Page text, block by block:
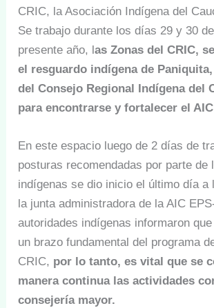
CRIC, la Asociación Indígena del
Se trabajo durante los días 29 y 30
presente año, las Zonas del CRIC,
el resguardo indígena de
del Consejo Regional Indígena del
para encontrarse y fortalecer el
En este espacio luego de 2 días de
posturas recomendadas por parte de
indígenas se dio inicio el último día a
la junta administradora de la AIC
autoridades indígenas informaron
un brazo fundamental del programa
CRIC, por lo tanto, es vital que se
manera continua las actividades
consejería mayor.